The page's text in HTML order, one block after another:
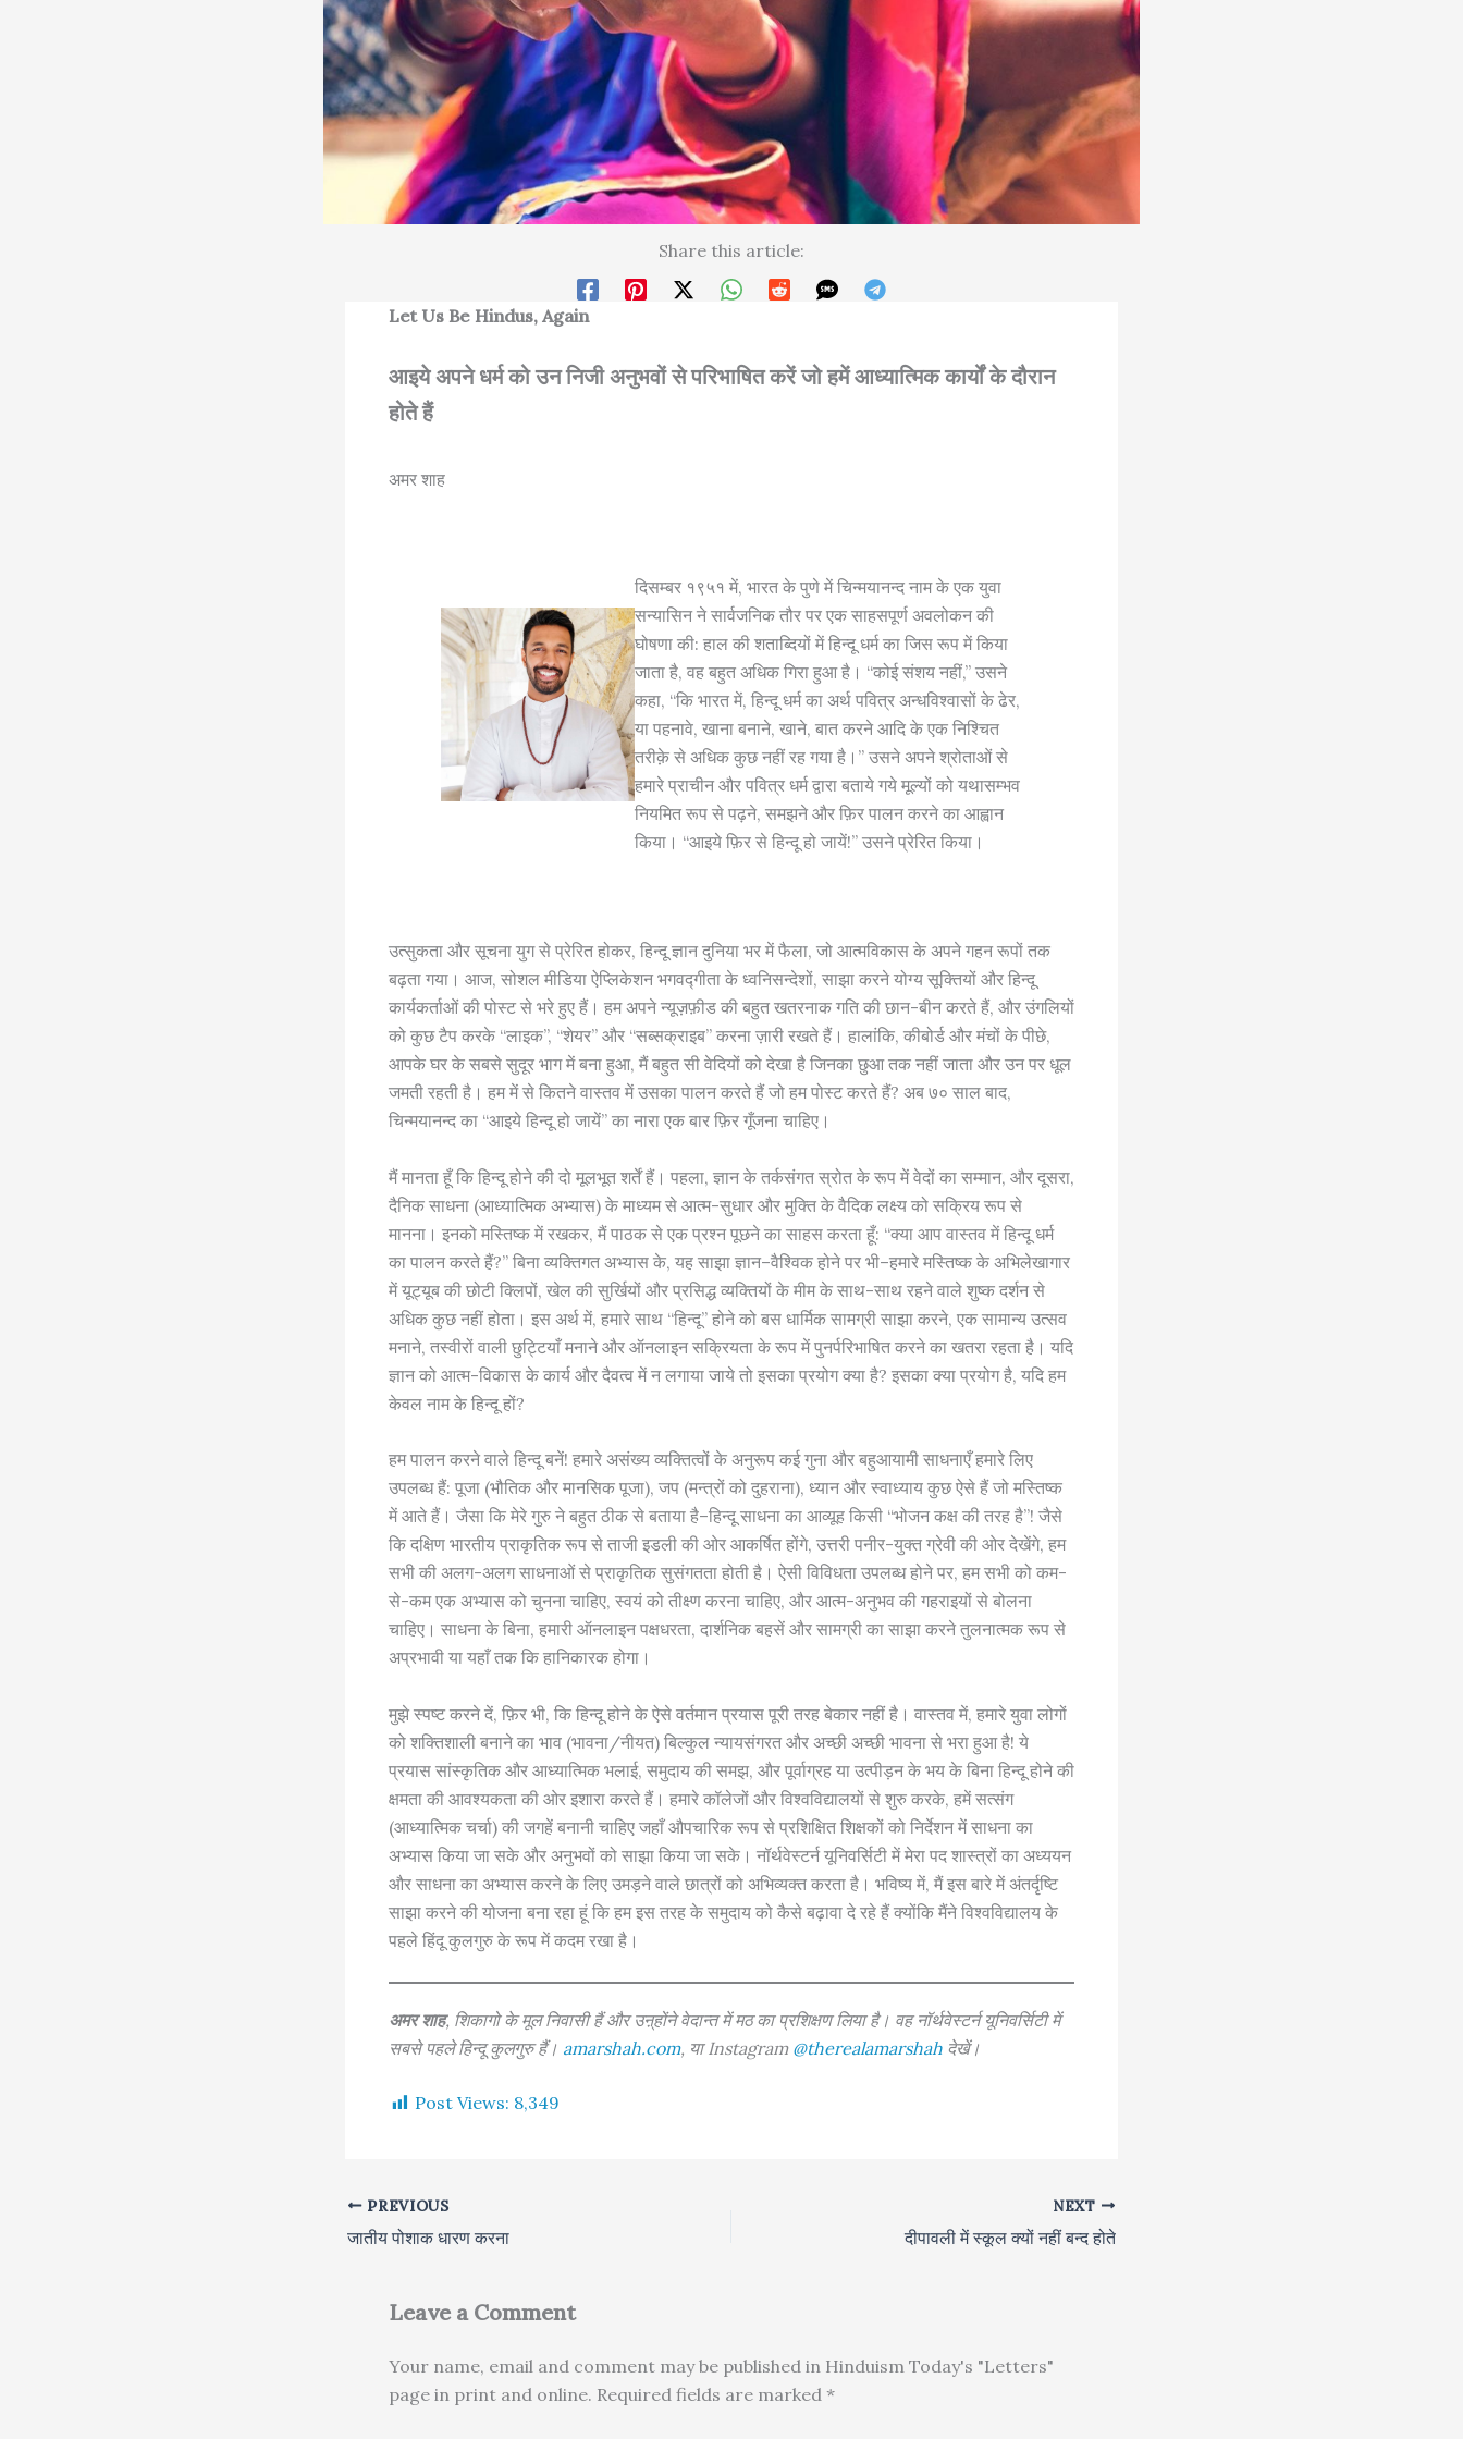
Share this article:
Let Us Be Hindus, Again
आइये अपने धर्म को उन निजी अनुभवों से परिभाषित करें जो हमें आध्यात्मिक कार्यों के दौरान
होते हैं
अमर शाह
दिसम्बर १९५१ में, भारत के पुणे में चिन्मयानन्द नाम के एक युवा
सन्यासिन ने सार्वजनिक तौर पर एक साहसपूर्ण अवलोकन की
घोषणा की: हाल की शताब्दियों में हिन्दू धर्म का जिस रूप में किया
जाता है, वह बहुत अधिक गिरा हुआ है। “कोई संशय नहीं,” उसने
कहा, “कि भारत में, हिन्दू धर्म का अर्थ पवित्र अन्धविश्वासों के ढेर,
या पहनावे, खाना बनाने, खाने, बात करने आदि के एक निश्चित
तरीक़े से अधिक कुछ नहीं रह गया है।” उसने अपने श्रोताओं से
हमारे प्राचीन और पवित्र धर्म द्वारा बताये गये मूल्यों को यथासम्भव
नियमित रूप से पढ़ने, समझने और फ़िर पालन करने का आह्वान
किया। “आइये फ़िर से हिन्दू हो जायें!” उसने प्रेरित किया।
उत्सुकता और सूचना युग से प्रेरित होकर, हिन्दू ज्ञान दुनिया भर में फैला, जो आत्मविकास के अपने गहन रूपों तक
बढ़ता गया। आज, सोशल मीडिया ऐप्लिकेशन भगवद्गीता के ध्वनिसन्देशों, साझा करने योग्य सूक्तियों और हिन्दू
कार्यकर्ताओं की पोस्ट से भरे हुए हैं। हम अपने न्यूज़फ़ीड की बहुत खतरनाक गति की छान-बीन करते हैं, और उंगलियों
को कुछ टैप करके “लाइक”, “शेयर” और “सब्सक्राइब” करना ज़ारी रखते हैं। हालांकि, कीबोर्ड और मंचों के पीछे,
आपके घर के सबसे सुदूर भाग में बना हुआ, मैं बहुत सी वेदियों को देखा है जिनका छुआ तक नहीं जाता और उन पर धूल
जमती रहती है। हम में से कितने वास्तव में उसका पालन करते हैं जो हम पोस्ट करते हैं? अब ७० साल बाद,
चिन्मयानन्द का “आइये हिन्दू हो जायें” का नारा एक बार फ़िर गूँजना चाहिए।
मैं मानता हूँ कि हिन्दू होने की दो मूलभूत शर्तें हैं। पहला, ज्ञान के तर्कसंगत स्रोत के रूप में वेदों का सम्मान, और दूसरा,
दैनिक साधना (आध्यात्मिक अभ्यास) के माध्यम से आत्म-सुधार और मुक्ति के वैदिक लक्ष्य को सक्रिय रूप से
मानना। इनको मस्तिष्क में रखकर, मैं पाठक से एक प्रश्न पूछने का साहस करता हूँ: “क्या आप वास्तव में हिन्दू धर्म
का पालन करते हैं?” बिना व्यक्तिगत अभ्यास के, यह साझा ज्ञान–वैश्विक होने पर भी–हमारे मस्तिष्क के अभिलेखागार
में यूट्यूब की छोटी क्लिपों, खेल की सुर्खियों और प्रसिद्ध व्यक्तियों के मीम के साथ-साथ रहने वाले शुष्क दर्शन से
अधिक कुछ नहीं होता। इस अर्थ में, हमारे साथ “हिन्दू” होने को बस धार्मिक सामग्री साझा करने, एक सामान्य उत्सव
मनाने, तस्वीरों वाली छुट्टियाँ मनाने और ऑनलाइन सक्रियता के रूप में पुनर्परिभाषित करने का खतरा रहता है। यदि
ज्ञान को आत्म-विकास के कार्य और दैवत्व में न लगाया जाये तो इसका प्रयोग क्या है? इसका क्या प्रयोग है, यदि हम
केवल नाम के हिन्दू हों?
हम पालन करने वाले हिन्दू बनें! हमारे असंख्य व्यक्तित्वों के अनुरूप कई गुना और बहुआयामी साधनाएँ हमारे लिए
उपलब्ध हैं: पूजा (भौतिक और मानसिक पूजा), जप (मन्त्रों को दुहराना), ध्यान और स्वाध्याय कुछ ऐसे हैं जो मस्तिष्क
में आते हैं। जैसा कि मेरे गुरु ने बहुत ठीक से बताया है–हिन्दू साधना का आव्यूह किसी “भोजन कक्ष की तरह है”! जैसे
कि दक्षिण भारतीय प्राकृतिक रूप से ताजी इडली की ओर आकर्षित होंगे, उत्तरी पनीर-युक्त ग्रेवी की ओर देखेंगे, हम
सभी की अलग-अलग साधनाओं से प्राकृतिक सुसंगतता होती है। ऐसी विविधता उपलब्ध होने पर, हम सभी को कम-
से-कम एक अभ्यास को चुनना चाहिए, स्वयं को तीक्ष्ण करना चाहिए, और आत्म-अनुभव की गहराइयों से बोलना
चाहिए। साधना के बिना, हमारी ऑनलाइन पक्षधरता, दार्शनिक बहसें और सामग्री का साझा करने तुलनात्मक रूप से
अप्रभावी या यहाँ तक कि हानिकारक होगा।
मुझे स्पष्ट करने दें, फ़िर भी, कि हिन्दू होने के ऐसे वर्तमान प्रयास पूरी तरह बेकार नहीं है। वास्तव में, हमारे युवा लोगों
को शक्तिशाली बनाने का भाव (भावना/नीयत) बिल्कुल न्यायसंगरत और अच्छी अच्छी भावना से भरा हुआ है! ये
प्रयास सांस्कृतिक और आध्यात्मिक भलाई, समुदाय की समझ, और पूर्वाग्रह या उत्पीड़न के भय के बिना हिन्दू होने की
क्षमता की आवश्यकता की ओर इशारा करते हैं। हमारे कॉलेजों और विश्वविद्यालयों से शुरु करके, हमें सत्संग
(आध्यात्मिक चर्चा) की जगहें बनानी चाहिए जहाँ औपचारिक रूप से प्रशिक्षित शिक्षकों को निर्देशन में साधना का
अभ्यास किया जा सके और अनुभवों को साझा किया जा सके। नॉर्थवेस्टर्न यूनिवर्सिटी में मेरा पद शास्त्रों का अध्ययन
और साधना का अभ्यास करने के लिए उमड़ने वाले छात्रों को अभिव्यक्त करता है। भविष्य में, मैं इस बारे में अंतर्दृष्टि
साझा करने की योजना बना रहा हूं कि हम इस तरह के समुदाय को कैसे बढ़ावा दे रहे हैं क्योंकि मैंने विश्वविद्यालय के
पहले हिंदू कुलगुरु के रूप में कदम रखा है।
अमर शाह, शिकागो के मूल निवासी हैं और उऩ्होंने वेदान्त में मठ का प्रशिक्षण लिया है। वह नॉर्थवेस्टर्न यूनिवर्सिटी में
सबसे पहले हिन्दू कुलगुरु हैं। amarshah.com, या Instagram @therealamarshah देखें।
Post Views: 8,349
PREVIOUS
जातीय पोशाक धारण करना
NEXT
दीपावली में स्कूल क्यों नहीं बन्द होते
Leave a Comment
Your name, email and comment may be published in Hinduism Today's "Letters"
page in print and online. Required fields are marked *